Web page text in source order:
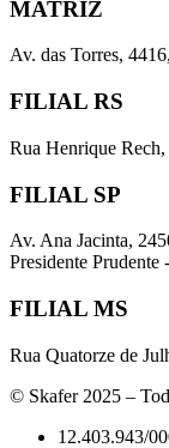
MATRIZ
Av. das Torres,
FILIAL RS
Rua Henrique
FILIAL SP
Av. Ana Jacinta,
Presidente Prudente
FILIAL MS
Rua Quatorze de
© Skafer 2025 –
12.403.943/